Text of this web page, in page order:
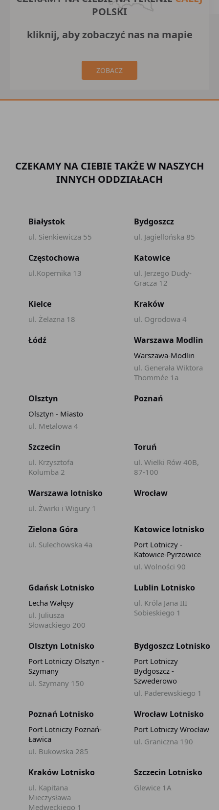
POLSKI
kliknij, aby zobaczyć nas na mapie
ZOBACZ
CZEKAMY NA CIEBIE TAKŻE W NASZYCH
INNYCH ODDZIAŁACH
Białystok
ul. Sienkiewicza 55
Bydgoszcz
ul. Jagiellońska 85
Częstochowa
ul.Kopernika 13
Katowice
ul. Jerzego Dudy-
Gracza 12
Kielce
ul. Żelazna 18
Kraków
ul. Ogrodowa 4
Łódź Warszawa Modlin
Warszawa-Modlin
ul. Generała Wiktora
Thommée 1a
Olsztyn
Olsztyn - Miasto
ul. Metalowa 4
Poznań
Szczecin
ul. Krzysztofa
Kolumba 2
Toruń
ul. Wielki Rów 40B,
87-100
Warszawa lotnisko
ul. Żwirki i Wigury 1
Wrocław
Zielona Góra
ul. Sulechowska 4a
Katowice lotnisko
Port Lotniczy -
Katowice-Pyrzowice
ul. Wolności 90
Gdańsk Lotnisko
Lecha Wałęsy
ul. Juliusza
Słowackiego 200
Lublin Lotnisko
ul. Króla Jana III
Sobieskiego 1
Olsztyn Lotnisko
Port Lotniczy Olsztyn -
Szymany
ul. Szymany 150
Bydgoszcz Lotnisko
Port Lotniczy
Bydgoszcz -
Szwederowo
ul. Paderewskiego 1
Poznań Lotnisko
Port Lotniczy Poznań-
Ławica
ul. Bukowska 285
Wrocław Lotnisko
Port Lotniczy Wrocław
ul. Graniczna 190
Kraków Lotnisko
ul. Kapitana
Mieczysława
Medweckiego 1
Szczecin Lotnisko
Glewice 1A